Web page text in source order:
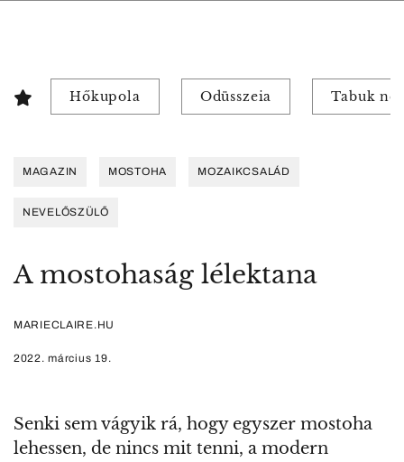
Hőkupola Odüsszeia Tabuk
MAGAZIN MOSTOHA MOZAIKCSALÁD
NEVELŐSZÜLŐ
A mostohaság lélektana
MARIECLAIRE.HU
2022. március 19.
Senki sem vágyik rá, hogy egyszer mostoha
lehessen, de nincs mit tenni, a modern